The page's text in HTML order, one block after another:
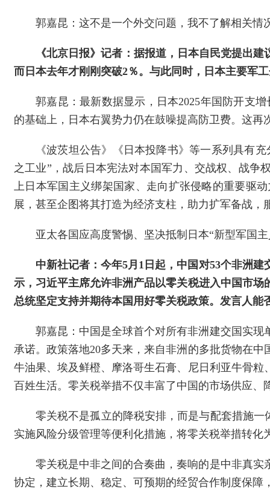
郭嘉昆：这不是一个外交问题，我不了解相关情
《北京日报》记者：据报道，日本自民党提出
而日本去年才刚刚突破2％。与此同时，日本主要军
郭嘉昆：最新数据显示，日本2025年国防开支
的基础上，日本右翼势力仍在鼓噪提高防卫费。这再
《波茨坦公告》《日本投降书》等一系列具有
之工业”，战后日本宪法对本国军力、交战权、战争
上日本军国主义绑架国家、走向扩张侵略的重要驱
展，甚至企图将其打造为经济支柱，助力扩军备战，
亚太各国应高度警惕、坚决抵制日本“新型军国
中新社记者：今年5月1日起，中国对53个非洲
示，习近平主席允许非洲产品以零关税进入中国市
总统坚定支持并期待本国用好零关税政策。发言人能
郭嘉昆：中国是全球首个对所有非洲建交国实
承诺。政策落地20多天来，来自非洲的多批货物在
牛油果、埃及鲜橙、摩洛哥生石膏、尼日利亚牛骨
百姓生活。零关税举措不仅丰富了中国的市场供应
零关税不是孤立的降税安排，而是与配套措施
实施风险分级管理等便利化措施，将零关税举措转化
零关税是中非之间的合奏曲，奏响的是中非真
协定，建立长期、稳定、可预期的经贸合作制度保